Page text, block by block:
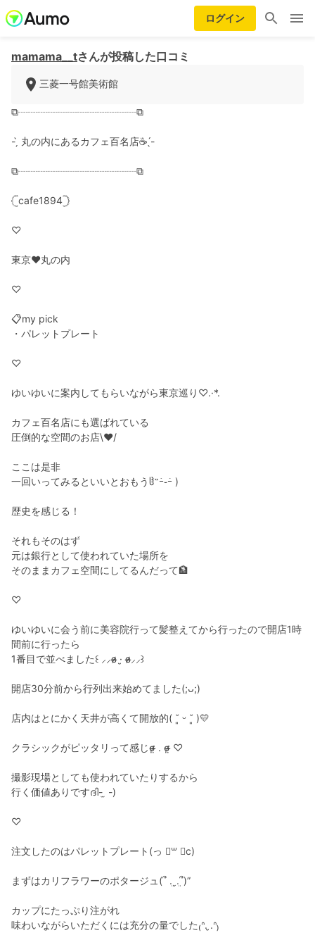
ログイン
mamama__tさんが投稿した口コミ
三菱一号館美術館
⧉┈┈┈┈┈┈┈┈┈┈┈┈⧉
- ̗̀ 丸の内にあるカフェ百名店☕️ ̖́-‬
⧉┈┈┈┈┈┈┈┈┈┈┈┈⧉
𓊆cafe1894𓊇
♡
東京♥丸の内
♡
📋my pick
・パレットプレート
♡
ゆいゆいに案内してもらいながら東京巡り♡.·*.
カフェ百名店にも選ばれている
圧倒的な空間のお店\♥︎/
ここは是非
一回いってみるといいとおもうჱ̒˶ｰ̀֊ｰ́ )
歴史を感じる！
それもそのはず
元は銀行として使われていた場所を
そのままカフェ空間にしてるんだって🏦
♡
ゆいゆいに会う前に美容院行って髪整えてから行ったので開店1時
間前に行ったら
1番目で並べました꒰ ⸝⸝ɞ̴̶̷ ·̮ ɞ̴̶̷⸝⸝꒱
開店30分前から行列出来始めてました(;ᴗ;)
店内はとにかく天井が高くて開放的( ˘͈ ᵕ ˘͈ )💛
クラシックがピッタリって感じσ̴̶̷̤ . σ̴̶̷̤ ♡
撮影現場としても使われていたりするから
行く価値ありですദി- ̫ -)
♡
注文したのはパレットプレート(っ ॑꒳ ॑c)
まずはカリフラワーのポタージュ(՞ ܸ.‪ˬ.ܸ՞)”
カップにたっぷり注がれ
味わいながらいただくには充分の量でした₍ᐢ. ̮.ᐢ₎